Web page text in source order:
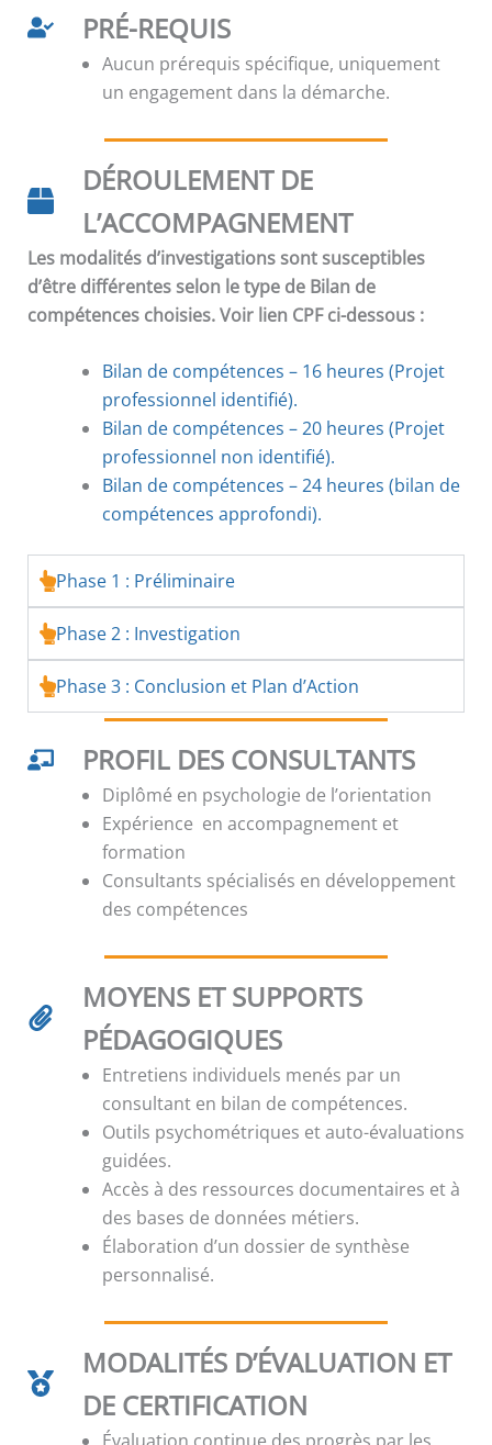
PRÉ-REQUIS
Aucun prérequis spécifique, uniquement
un engagement dans la démarche.
DÉROULEMENT DE
L’ACCOMPAGNEMENT
Les modalités d’investigations sont susceptibles
d’être différentes selon le type de Bilan de
compétences choisies. Voir lien CPF ci-dessous :
Bilan de compétences – 16 heures (Projet
professionnel identifié).
Bilan de compétences –20 heures (Projet
professionnel non identifié).
Bilan de compétences – 24 heures (bilan de
compétences approfondi).
Phase 1 : Préliminaire
Phase 2 : Investigation
Phase 3 : Conclusion et Plan d’Action
PROFIL DES CONSULTANTS
Diplômé en psychologie de l’orientation
Expérience en accompagnement et
formation
Consultants spécialisés en développement
des compétences
MOYENS ET SUPPORTS
PÉDAGOGIQUES
Entretiens individuels menés par un
consultant en bilan de compétences.
Outils psychométriques et auto-évaluations
guidées.
Accès à des ressources documentaires et à
des bases de données métiers.
Élaboration d’un dossier de synthèse
personnalisé.
MODALITÉS D’ÉVALUATION ET
DE CERTIFICATION